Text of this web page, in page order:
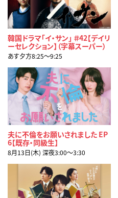
韓国ドラマ「イ・サン」 ＃42【デイリ
ーセレクション】（字幕スーパー）
あす夕方8:25〜9:25
夫に不倫をお願いされました EP
6【既存・同級生】
8月13日(木) 深夜3:00〜3:30